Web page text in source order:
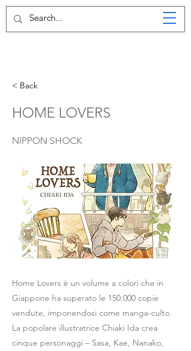
< Back
HOME LOVERS
NIPPON SHOCK
Home Lovers è un volume a colori che in
Giappone ha superato le 150.000 copie
vendute, imponendosi come manga-culto.
La popolare illustratrice Chiaki Ida crea
cinque personaggi – Sasa, Kae, Nanako,